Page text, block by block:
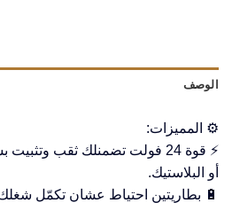
الوصف
⚙️ المميزات:
⚡ قوة 24 فولت تضمنلك ثقب
أو البلاستيك.
🔋 بطاريتين احتياط عشان تكمّل